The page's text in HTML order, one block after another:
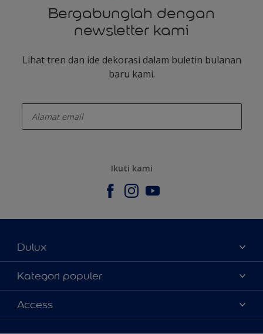
Bergabunglah dengan
newsletter kami
Lihat tren dan ide dekorasi dalam buletin bulanan
baru kami.
Ikuti kami
Dulux
Tentang Kami
Contact us
Temukan toko
Kategori populer
Warna
Produk
Access